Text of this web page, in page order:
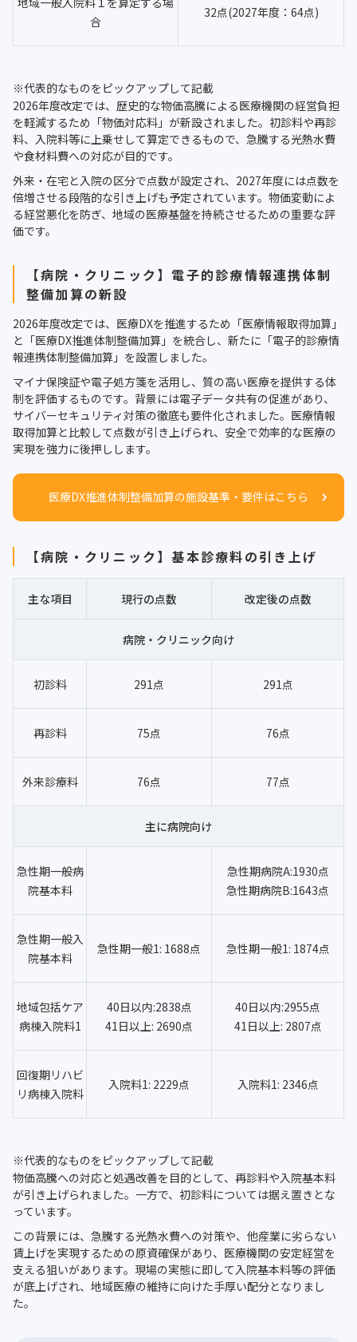
合
32点(2027年度：64点)
※代表的なものをピックアップして記載
2026年度改定では、歴史的な物価高騰による医療機関の経営負担
を軽減するため「物価対応料」が新設されました。初診料や再診
料、入院料等に上乗せして算定できるもので、急騰する光熱水費
や食材料費への対応が目的です。
外来・在宅と入院の区分で点数が設定され、2027年度には点数を
倍増させる段階的な引き上げも予定されています。物価変動によ
る経営悪化を防ぎ、地域の医療基盤を持続させるための重要な評
価です。
【病院・クリニック】電子的診療情報連携体制
整備加算の新設
2026年度改定では、医療DXを推進するため「医療情報取得加算」
と「医療DX推進体制整備加算」を統合し、新たに「電子的診療情
報連携体制整備加算」を設置しました。
マイナ保険証や電子処方箋を活用し、質の高い医療を提供する体
制を評価するものです。背景には電子データ共有の促進があり、
サイバーセキュリティ対策の徹底も要件化されました。医療情報
取得加算と比較して点数が引き上げられ、安全で効率的な医療の
実現を強力に後押しします。
医療DX推進体制整備加算の施設基準・要件はこちら
【病院・クリニック】基本診療料の引き上げ
主な項目 現行の点数 改定後の点数
病院・クリニック向け
初診料 291点 291点
再診料 75点 76点
外来診療料 76点 77点
主に病院向け
急性期一般病
院基本料
急性期病院A:1930点
急性期病院B:1643点
急性期一般入
院基本料
急性期一般1: 1688点 急性期一般1: 1874点
地域包括ケア
病棟入院料1
40日以内:2838点
41日以上: 2690点
40日以内:2955点
41日以上: 2807点
回復期リハビ
リ病棟入院料
入院料1: 2229点 入院料1: 2346点
※代表的なものをピックアップして記載
物価高騰への対応と処遇改善を目的として、再診料や入院基本料
が引き上げられました。一方で、初診料については据え置きとな
っています。
この背景には、急騰する光熱水費への対策や、他産業に劣らない
賃上げを実現するための原資確保があり、医療機関の安定経営を
支える狙いがあります。現場の実態に即して入院基本料等の評価
が底上げされ、地域医療の維持に向けた手厚い配分となりまし
た。